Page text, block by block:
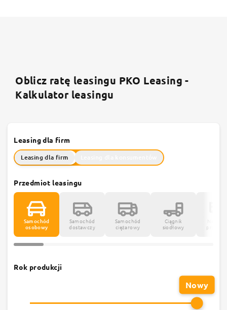
Oblicz ratę leasingu PKO Leasing -
Kalkulator leasingu
Leasing dla firm
Leasing dla firm
Przedmiot leasingu
Samochód
osobowy
Samochód
dostawczy
Samochód
ciężarowy
Ciągnik
siodłowy
Rok produkcji
Nowy